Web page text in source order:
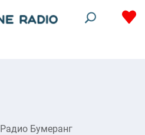
Радио Бумеранг